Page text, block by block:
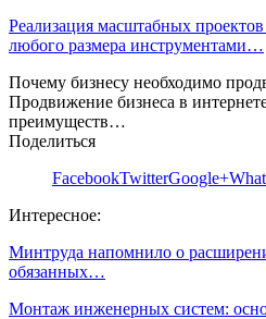
Реализация масштабных
любого размера инструментами…
Почему бизнесу необходимо
Продвижение бизнеса в
преимуществ…
Поделиться
FacebookTwitterGoogle+
Интересное:
Минтруда напомнило о
обязанных…
Монтаж инженерных систем: